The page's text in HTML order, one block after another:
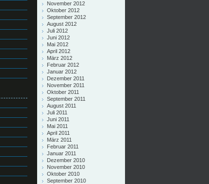
November 2012
Oktober 2012
September 2012
August 2012
Juli 2012
Juni 2012
Mai 2012
April 2012
März 2012
Februar 2012
Januar 2012
Dezember 2011
November 2011
Oktober 2011
September 2011
August 2011
Juli 2011
Juni 2011
Mai 2011
April 2011
März 2011
Februar 2011
Januar 2011
Dezember 2010
November 2010
Oktober 2010
September 2010